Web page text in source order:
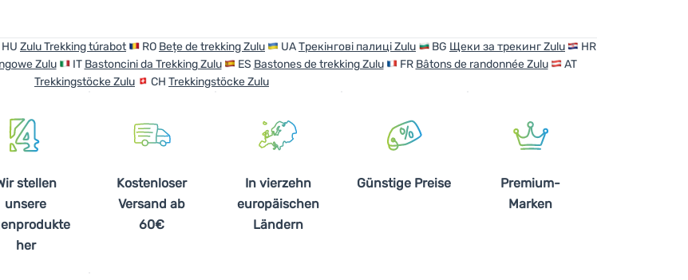
HU Zulu Trekking túrabot RO Bețe de trekking Zulu UAТрекінгові палиці Zulu BG Щеки за трекинг Zulu
HR
Zulu IT Bastoncini da Trekking Zulu ES Bastones de trekking Zulu FR Bâtons de randonnée Zulu
AT
Trekkingstöcke Zulu
CH Trekkingstöcke Zulu
stellen
unsere
her
Kostenloser
Versand ab
60€
In vierzehn
europäischen
Ländern
Günstige Preise
Premium-
Marken